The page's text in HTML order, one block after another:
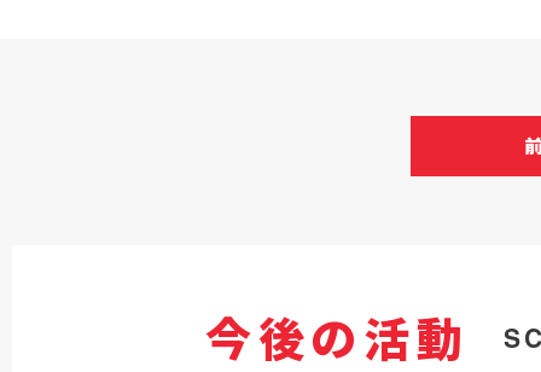
今後の活動